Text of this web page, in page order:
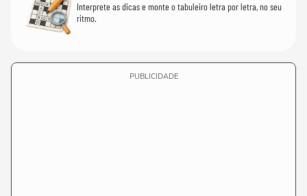
Interprete as dicas e monte o tabuleiro letra por letra, no seu
ritmo.
PUBLICIDADE